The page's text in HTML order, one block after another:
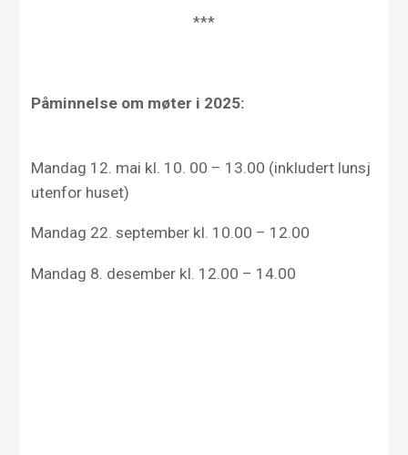
***
Påminnelse om møter i 2025:
Mandag 12. mai kl. 10. 00 – 13.00 (inkludert lunsj
utenfor huset)
Mandag 22. september kl. 10.00 – 12.00
Mandag 8. desember kl. 12.00 – 14.00